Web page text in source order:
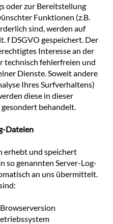
oder zur Bereitstellung
Funktionen (z.B.
sind, werden auf
f DSGVO gespeichert. Der
Interesse an der
technisch fehlerfreien und
Dienste. Soweit andere
Ihres Surfverhaltens)
diese in dieser
behandelt.
Dateien
erhebt und speichert
so genannten Server-Log-
an uns übermittelt.